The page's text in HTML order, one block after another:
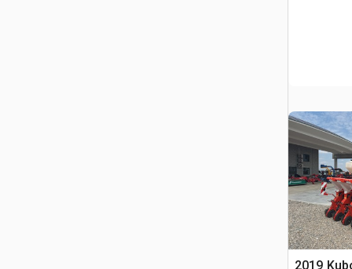
2019